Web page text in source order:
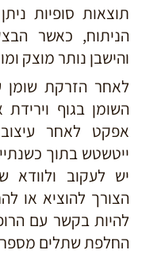
תוצאות סופיות
הניתוח, כאשר
והישבן נותר מוצק
לאחר הזרקת שומן
השומן בגוף
אפקט לאחר
ייטשטש בתוך
יש לעקוב ולוודא
הצורך להוציא או
להיות בקשר עם
החלפת שתלים מספר